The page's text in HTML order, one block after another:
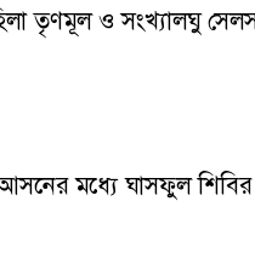
তৃণমূল ও সংখ্যালঘু
আসনের মধ্যে ঘাসফুল